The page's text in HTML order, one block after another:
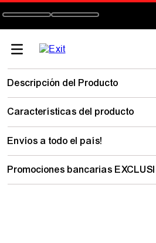
Descripción del Producto
Características del producto
Envíos a todo el país!
Promociones bancarias